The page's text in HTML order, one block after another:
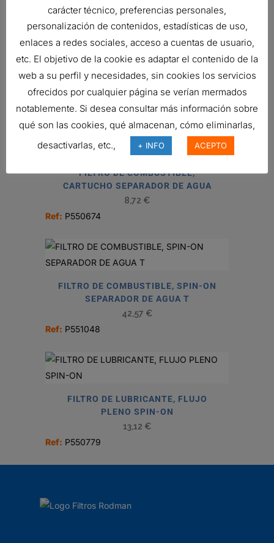
FILTRO DE COMBUSTIBLE,
CARTUCHO SEPARADOR DE AGUA
8,72 €
Ref: P550674
FILTRO DE COMBUSTIBLE, SPIN-ON
SEPARADOR DE AGUA T
42,57 €
Ref: P551048
FILTRO DE LUBRICANTE, FLUJO
PLENO SPIN-ON
13,12 €
Ref: P550779
carácter técnico, preferencias personales,
personalización de contenidos, estadísticas de uso,
enlaces a redes sociales, acceso a cuentas de usuario,
etc. El objetivo de la cookie es adaptar el contenido de la
web a su perfil y necesidades, sin cookies los servicios
ofrecidos por cualquier página se verían mermados
notablemente. Si desea consultar más información sobre
qué son las cookies, qué almacenan, cómo eliminarlas,
desactivarlas, etc.,
+ INFO ACEPTO